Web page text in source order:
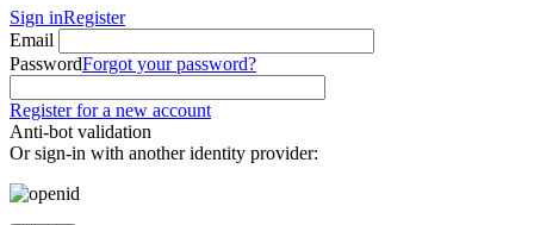
Sign inRegister
Email
PasswordForgot your password?
Register for a new account
Anti-bot validation
Or sign-in with another identity provider: